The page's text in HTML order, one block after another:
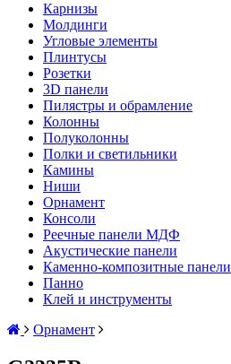
Карнизы
Молдинги
Угловые элементы
Плинтусы
Розетки
3D панели
Пилястры и обрамление
Колонны
Полуколонны
Полки и светильники
Камины
Ниши
Орнамент
Консоли
Реечные панели МДФ
Акустические панели
Каменно-композитные панели
Панно
Клей и инструменты
Орнамент